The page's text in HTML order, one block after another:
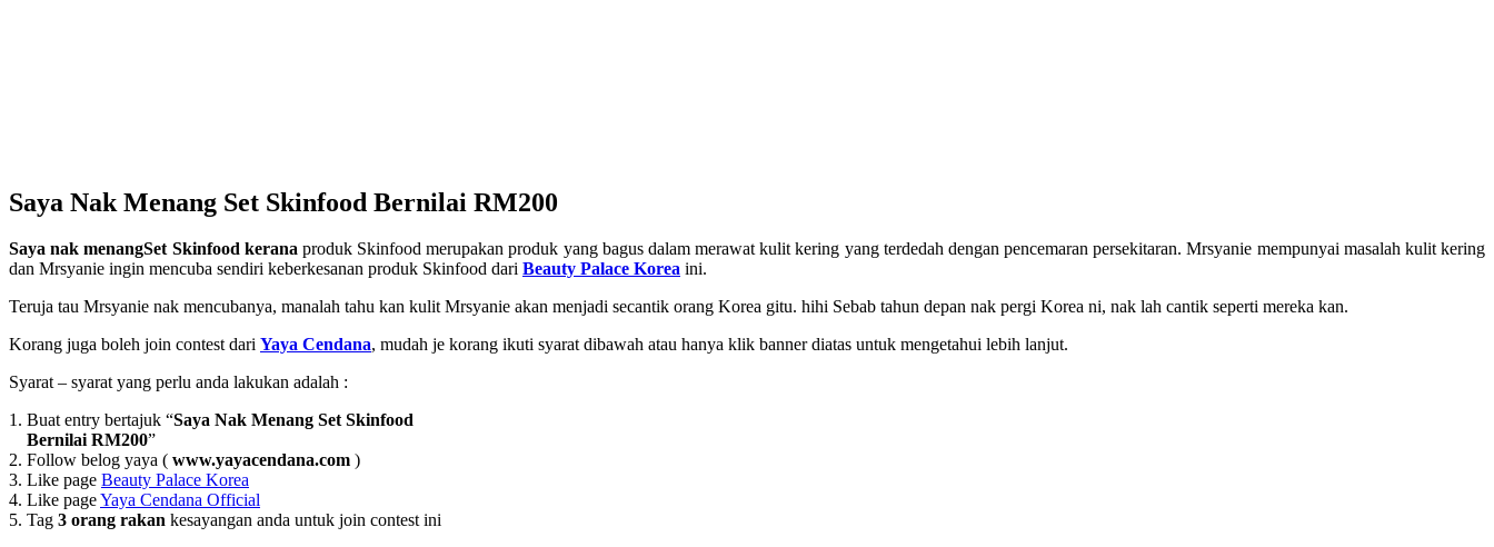
Saya Nak Menang Set Skinfood Bernilai RM200
Saya nak menangSet Skinfood kerana produk Skinfood merupakan produk yang bagus dalam merawat kulit kering yang terdedah dengan pencemaran persekitaran. Mrsyanie mempunyai masalah kulit kering
dan Mrsyanie ingin mencuba sendiri keberkesanan produk Skinfood dari Beauty Palace Korea ini.
Teruja tau Mrsyanie nak mencubanya, manalah tahu kan kulit Mrsyanie akan menjadi secantik orang Korea gitu. hihi Sebab tahun depan nak pergi Korea ni, nak lah cantik seperti mereka kan.
Korang juga boleh join contest dari Yaya Cendana, mudah je korang ikuti syarat dibawah atau hanya klik banner diatas untuk mengetahui lebih lanjut.
Syarat – syarat yang perlu anda lakukan adalah :
1. Buat entry bertajuk “Saya Nak Menang Set Skinfood
Bernilai RM200”
2. Follow belog yaya ( www.yayacendana.com )
3. Like page Beauty Palace Korea
4. Like pageYaya Cendana Official
5. Tag 3 orang rakan kesayangan anda untuk join contest ini